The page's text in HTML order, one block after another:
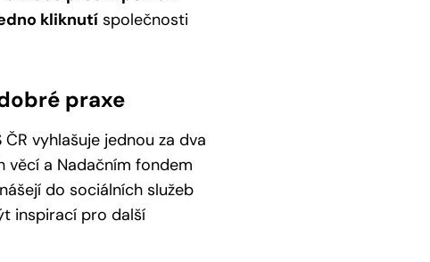
kliknutí společnosti
praxe
vyhlašuje jednou za dva
věcí a Nadačním fondem
do sociálních služeb
inspirací pro další